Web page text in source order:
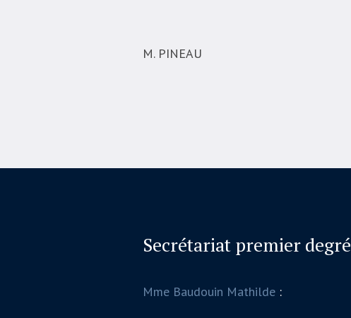
M. PINEAU
Secrétariat premier degré
Mme Baudouin Mathilde :